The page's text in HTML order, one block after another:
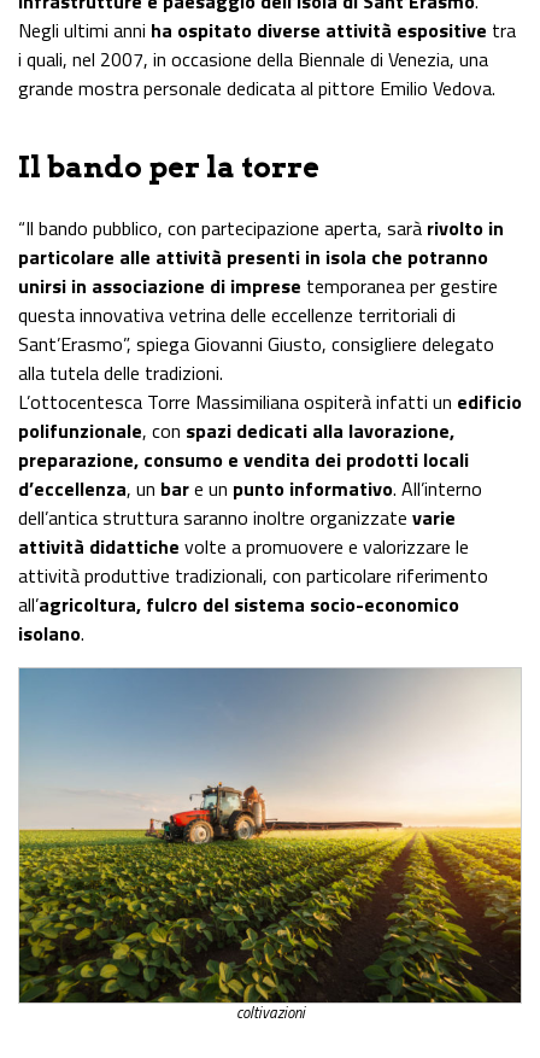
Negli ultimi anni ha ospitato diverse attività espositive tra
i quali, nel 2007, in occasione della Biennale di Venezia, una
grande mostra personale dedicata al pittore Emilio Vedova.
Il bando per la torre
“Il bando pubblico, con partecipazione aperta, sarà rivolto in
particolare alle attività presenti in isola che potranno
unirsi in associazione di imprese temporanea per gestire
questa innovativa vetrina delle eccellenze territoriali di
Sant’Erasmo”, spiega Giovanni Giusto, consigliere delegato
alla tutela delle tradizioni.
L’ottocentesca Torre Massimiliana ospiterà infatti un edificio
polifunzionale, con spazi dedicati alla lavorazione,
preparazione, consumo e vendita dei prodotti locali
d’eccellenza, un bare un punto informativo. All’interno
dell’antica struttura saranno inoltre organizzate varie
attività didattiche volte a promuovere e valorizzare le
attività produttive tradizionali, con particolare riferimento
all’agricoltura, fulcro del sistema socio-economico
isolano.
coltivazioni